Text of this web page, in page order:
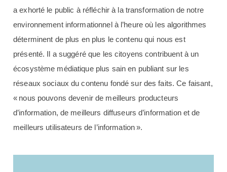
a exhorté le public à réfléchir à la transformation de notre
environnement informationnel à l’heure où les algorithmes
déterminent de plus en plus le contenu qui nous est
présenté. Il a suggéré que les citoyens contribuent à un
écosystème médiatique plus sain en publiant sur les
réseaux sociaux du contenu fondé sur des faits. Ce faisant,
« nous pouvons devenir de meilleurs producteurs
d’information, de meilleurs diffuseurs d’information et de
meilleurs utilisateurs de l’information ».